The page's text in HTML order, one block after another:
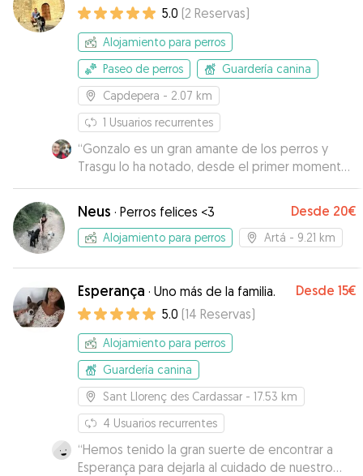
5.0 (2 Reservas)
Alojamiento para perros
Paseo de perros
Guardería canina
Capdepera - 2.07 km
1 Usuarios recurrentes
“Gonzalo es un gran amante de los perros y
Trasgu lo ha notado, desde el primer momento
se acercó a él. Me mantuvo informado en todo
momento del estado de Trasgu,
preocupándose por su bienestar, alimentación y
toma de medicamentos.”
Neus · Perros felices <3 Desde 20€
Alojamiento para perros Artá - 9.21 km
Esperança · Uno más de la familia. Desde 15€
5.0 (14 Reservas)
Alojamiento para perros
Guardería canina
Sant Llorenç des Cardassar - 17.53 km
4 Usuarios recurrentes
“Hemos tenido la gran suerte de encontrar a
Esperança para dejarla al cuidado de nuestro